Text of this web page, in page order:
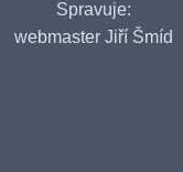
Spravuje:
webmaster Jiří Šmíd